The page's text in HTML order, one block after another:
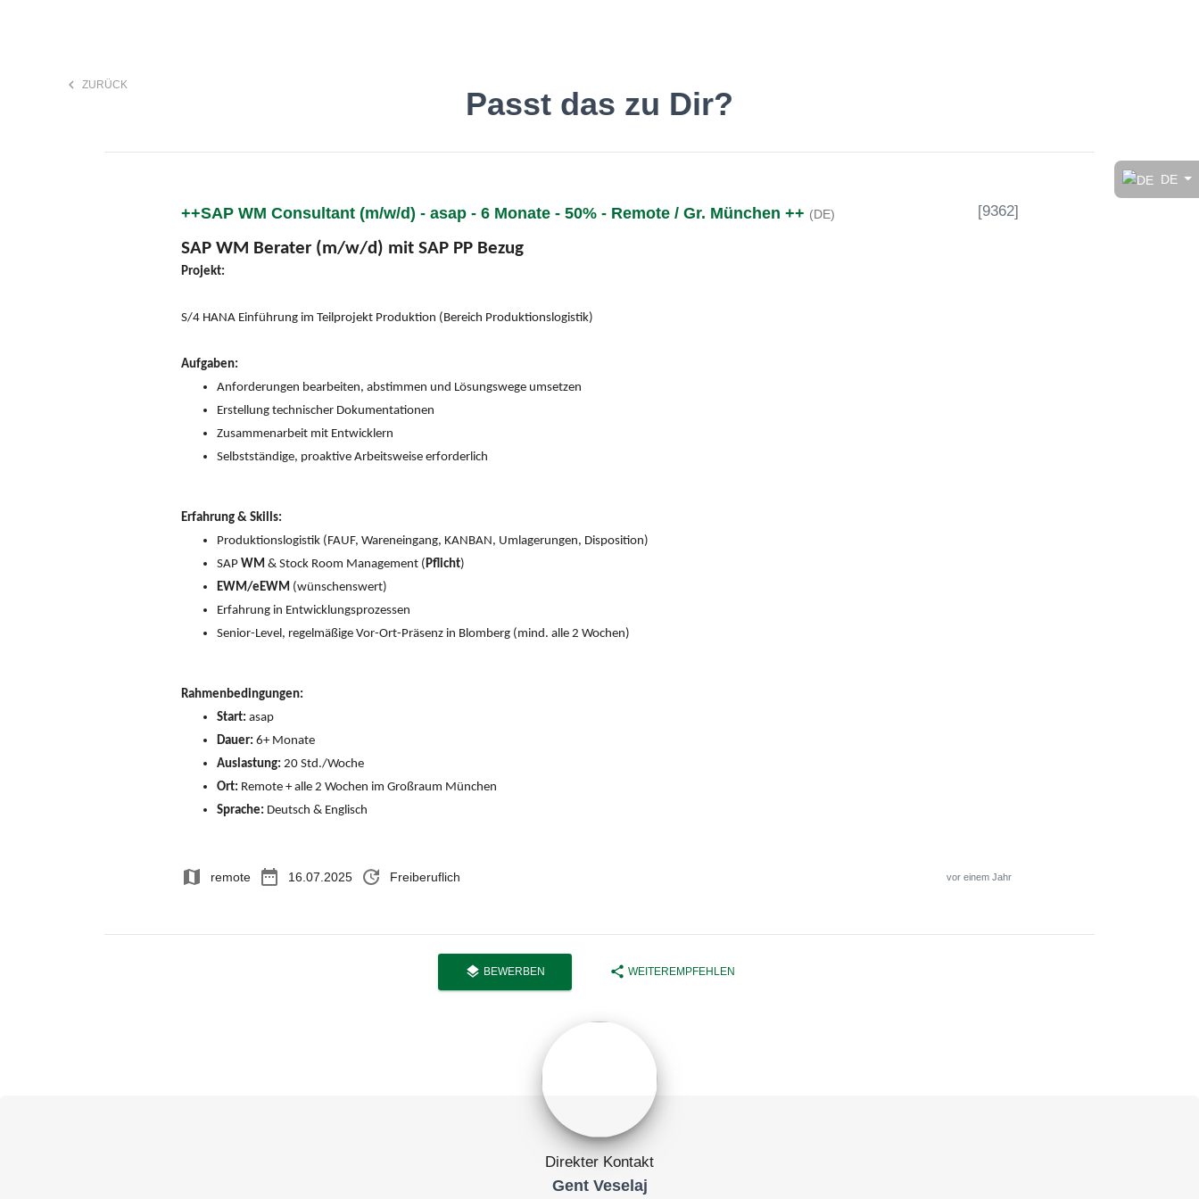
DE
Finde den Job, der Dir gefällt!
keyboard_arrow_left ZURÜCK
Passt das zu Dir?
++SAP WM Consultant (m/w/d) - asap - 6 Monate - 50% - Remote / Gr. München ++ (DE) [9362]
SAP WM Berater (m/w/d) mit SAP PP Bezug
Projekt:
S/4 HANA Einführung im Teilprojekt Produktion (Bereich Produktionslogistik)
Aufgaben:
Anforderungen bearbeiten, abstimmen und Lösungswege umsetzen
Erstellung technischer Dokumentationen
Zusammenarbeit mit Entwicklern
Selbstständige, proaktive Arbeitsweise erforderlich
Erfahrung & Skills:
Produktionslogistik (FAUF, Wareneingang, KANBAN, Umlagerungen, Disposition)
SAP WM & Stock Room Management (Pflicht)
EWM/eEWM (wünschenswert)
Erfahrung in Entwicklungsprozessen
Senior-Level, regelmäßige Vor-Ort-Präsenz in Blomberg (mind. alle 2 Wochen)
Rahmenbedingungen:
Start: asap
Dauer: 6+ Monate
Auslastung: 20 Std./Woche
Ort: Remote + alle 2 Wochen im Großraum München
Sprache: Deutsch & Englisch
map remote date_range 16.07.2025 update Freiberuflich vor einem Jahr
layers BEWERBEN share WEITEREMPFEHLEN
Direkter Kontakt
Gent Veselaj